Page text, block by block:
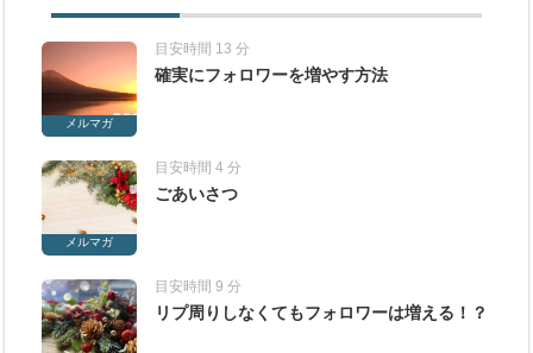
メルマガ
目安時間 13 分
確実にフォロワーを増やす方法
メルマガ
目安時間 4 分
ごあいさつ
目安時間 9 分
リプ周りしなくてもフォロワーは増える！？